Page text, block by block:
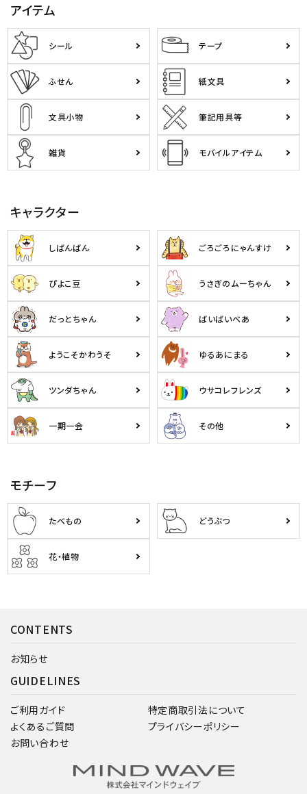
アイテム
シール テープ
ふせん 紙文具
文具小物 筆記用具等
雑貨 モバイルアイテム
キャラクター
しばんばん ごろごろにゃんすけ
ぴよこ豆 うさぎのムーちゃん
だっとちゃん ばいばいべあ
ようこそかわうそ ゆるあにまる
ツンダちゃん ウサコレフレンズ
一期一会 その他
モチーフ
たべもの どうぶつ
花・植物
CONTENTS
お知らせ
GUIDELINES
ご利用ガイド
よくあるご質問
お問い合わせ
特定商取引法について
プライバシーポリシー